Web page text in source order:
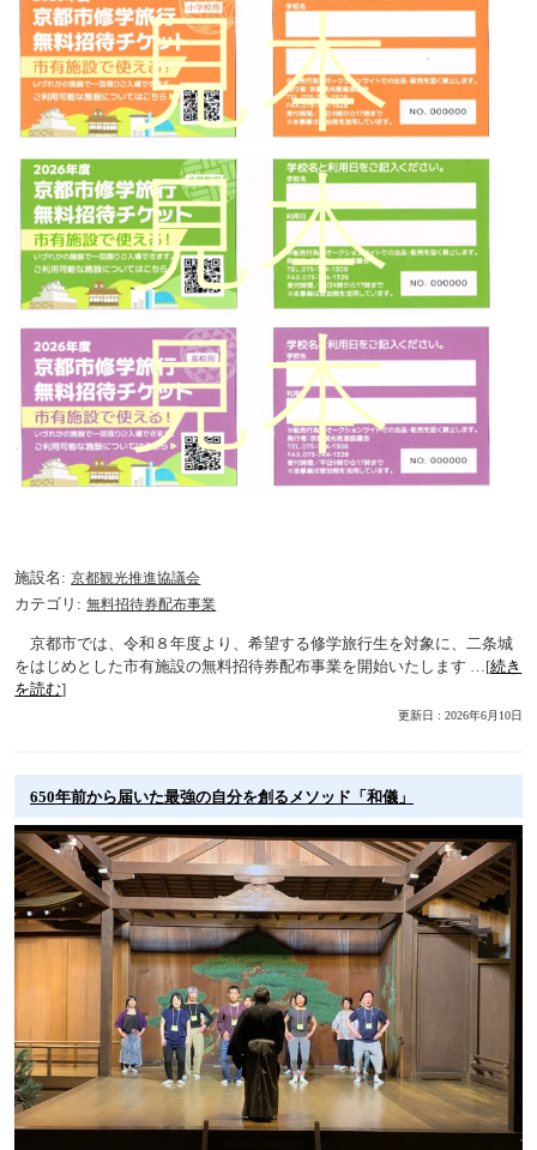
施設名
京都観光推進協議会
カテゴリ
無料招待券配布事業
京都市では、令和８年度より、希望する修学旅行生を対象に、二条城
をはじめとした市有施設の無料招待券配布事業を開始いたします …[続き
を読む]
更新日 : 2026年6月10日
650年前から届いた最強の自分を創るメソッド「和儀」